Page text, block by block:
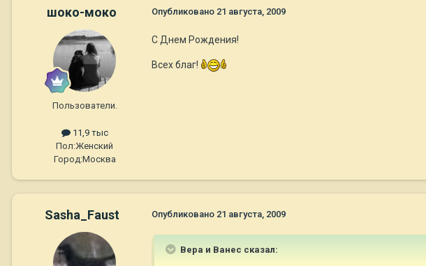
шоко-моко
Пользователи.
11,9 тыс
Пол:Женский
Город:Москва
Опубликовано 21 августа, 2009
С Днем Рождения!
Всех благ!
Sasha_Faust Опубликовано 21 августа, 2009
Вера и Ванес сказал: